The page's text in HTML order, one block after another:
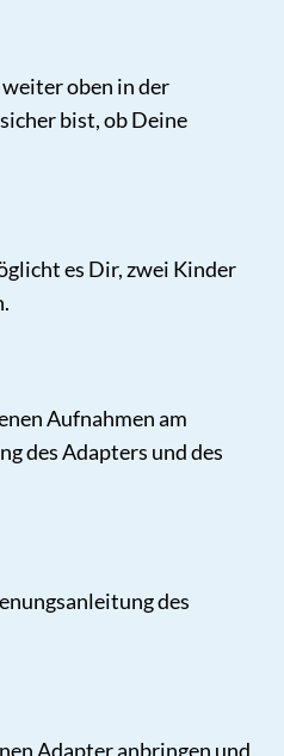
oben in der
bist, ob Deine
es Dir, zwei Kinder
Aufnahmen am
des Adapters und des
des
Adapter anbringen und